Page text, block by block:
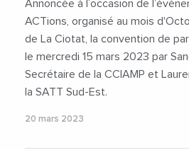
Annoncée à l’occasion de
ACTions, organisé au mois
de La Ciotat, la convention de
le mercredi 15 mars 2023 par
Secrétaire de la CCIAMP et
la SATT Sud-Est.
20 mars 2023